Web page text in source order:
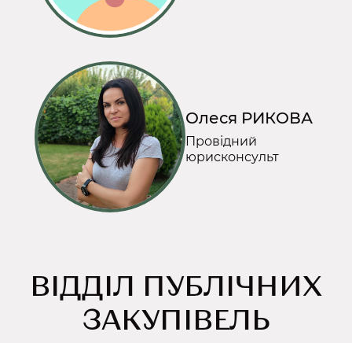
Олеся РИКОВА
Провідний
юрисконсульт
ВІДДІЛ ПУБЛІЧНИХ
ЗАКУПІВЕЛЬ